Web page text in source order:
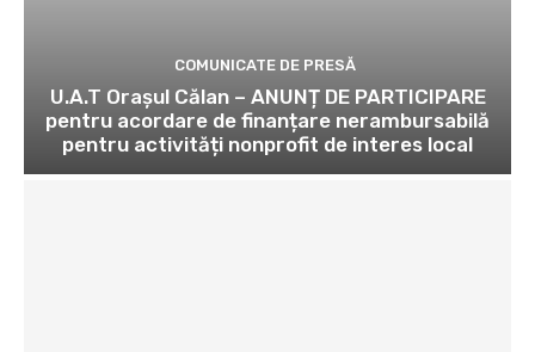
COMUNICATE DE PRESĂ
U.A.T Orașul Călan – ANUNȚ DE PARTICIPARE
pentru acordare de finanțare nerambursabilă
pentru activități nonprofit de interes local